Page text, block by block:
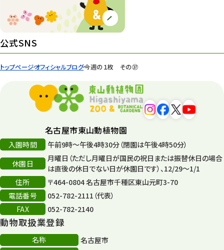
トップページオフィシャルブログ今週の１枚 その㊲
園内の様子
遊園地 6
平和公園
再生
再生フォーラム 14
80周年
その他
その他イベント
スカイタワー
公式SNS
名古屋市東山動植物園
入園時間
午前9時～午後4時30分（閉園は午後4時50分）
休園日
月曜日（ただし月曜日が国民の祝日または振替休日の場合
は直後の休日でない日が休園日です）、12/29～1/1
住所
〒464-0804 名古屋市千種区東山元町3-70
電話番号
052-782-2111（代表）
FAX
052-782-2140
動物取扱業登録
名称
名古屋市